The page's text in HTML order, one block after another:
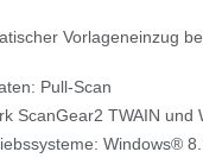
Vorlageneinzug
Pull-Scan
ScanGear2 TWAIN und
Windows®